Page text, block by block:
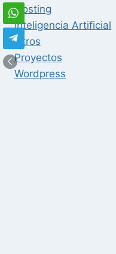
Hosting
Inteligencia Artificial
Otros
Proyectos
Wordpress